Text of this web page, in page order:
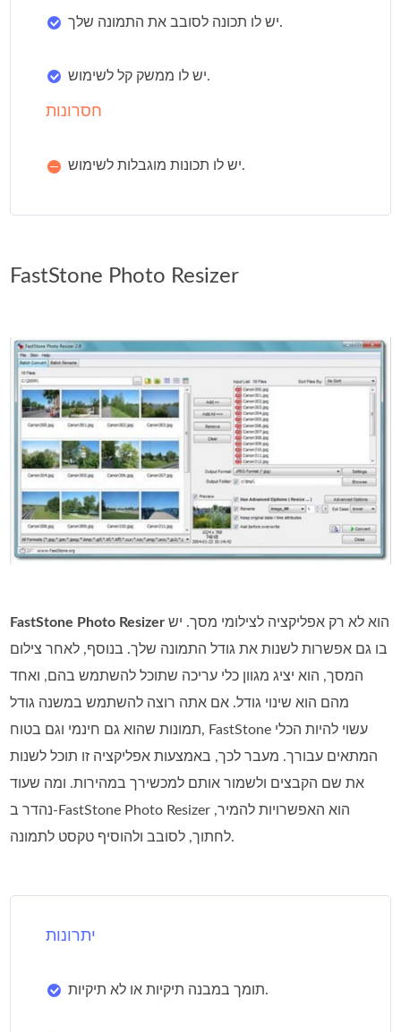
יש לו תכונה לסובב את התמונה שלך.
יש לו ממשק קל לשימוש.
חסרונות
יש לו תכונות מוגבלות לשימוש.
FastStone Photo Resizer
FastStone Photo Resizer הוא לא רק אפליקציה לצילומי מסך. יש
בו גם אפשרות לשנות את גודל התמונה שלך. בנוסף, לאחר צילום
המסך, הוא יציג מגוון כלי עריכה שתוכל להשתמש בהם, ואחד
מהם הוא שינוי גודל. אם אתה רוצה להשתמש במשנה גודל
תמונות שהוא גם חינמי וגם בטוח, FastStone עשוי להיות הכלי
המתאים עבורך. מעבר לכך, באמצעות אפליקציה זו תוכל לשנות
את שם הקבצים ולשמור אותם למכשירך במהירות. ומה שעוד
נהדר ב‑FastStone Photo Resizer הוא האפשרויות להמיר,
לחתוך, לסובב ולהוסיף טקסט לתמונה.
יתרונות
תומך במבנה תיקיות או לא תיקיות.